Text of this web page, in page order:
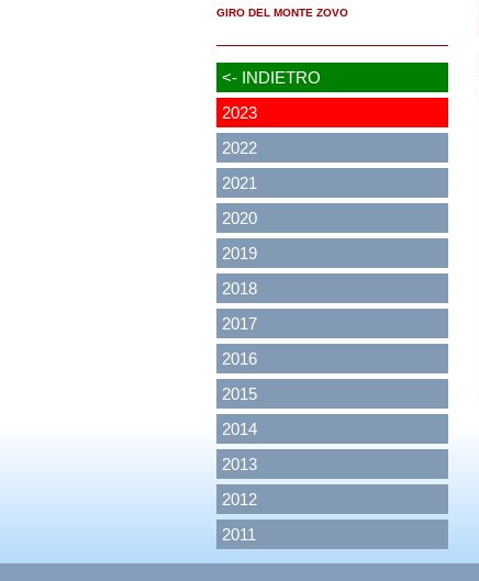
GIRO DEL MONTE ZOVO
<- INDIETRO
2023
2022
2021
2020
2019
2018
2017
2016
2015
2014
2013
2012
2011